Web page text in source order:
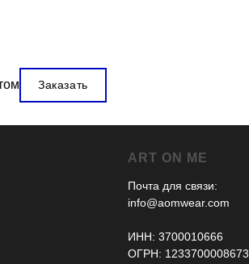
Заказать
ART ON ME
Почта для связи:
info@aomwear.com
ИНН: 3700010666
ОГРН: 1233700008673